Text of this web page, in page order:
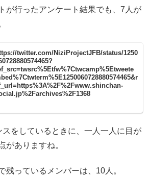
が行ったアンケート結果でも、7人が
twitter.com/NiziProjectJFB/status/1250
をしているときに、一人一人に目が
がありますね。
残っているメンバーは、10人。